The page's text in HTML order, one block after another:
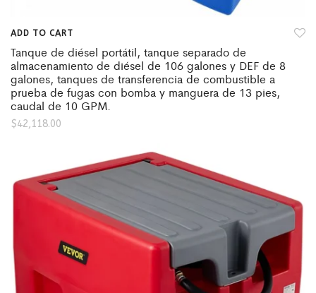
ADD TO CART
Tanque de diésel portátil, tanque separado de
almacenamiento de diésel de 106 galones y DEF de 8
galones, tanques de transferencia de combustible a
prueba de fugas con bomba y manguera de 13 pies,
caudal de 10 GPM.
$42,118.00